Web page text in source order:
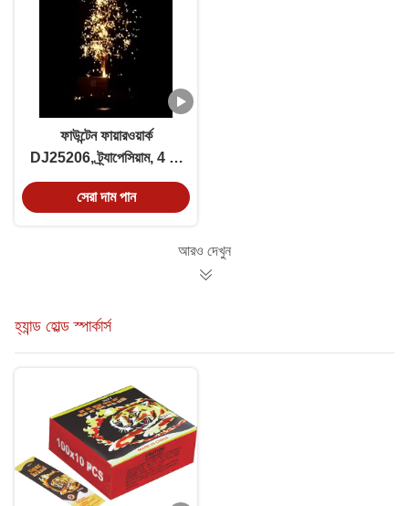
ফাউন্টেন ফায়ারওয়ার্ক
DJ25206, ট্র্যাপেসিয়াম, 4 শট
0.8 ইঞ্চি,14/1,200g,60s
সেরা দাম পান
আরও দেখুন
হ্যান্ড হোল্ড স্পার্কার্স